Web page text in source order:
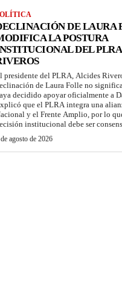
DE LAURA
LA POSTURA
DEL
presidente del PLRA, Alcides
de Laura Folle no
decidido apoyar oficialmente a
que el PLRA integra una
y el Frente Amplio, por lo
institucional debe ser
agosto de 2026